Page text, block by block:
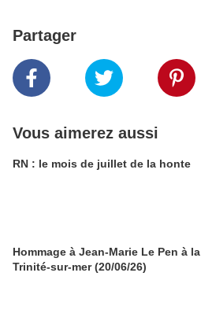
Partager
Vous aimerez aussi
RN : le mois de juillet de la honte
Hommage à Jean-Marie Le Pen à la
Trinité-sur-mer (20/06/26)